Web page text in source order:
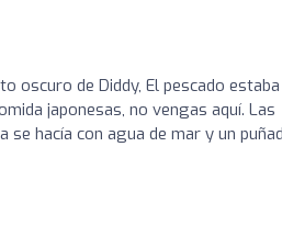
oscuro de Diddy, El pescado estaba
japonesas, no vengas aquí. Las
se hacía con agua de mar y un